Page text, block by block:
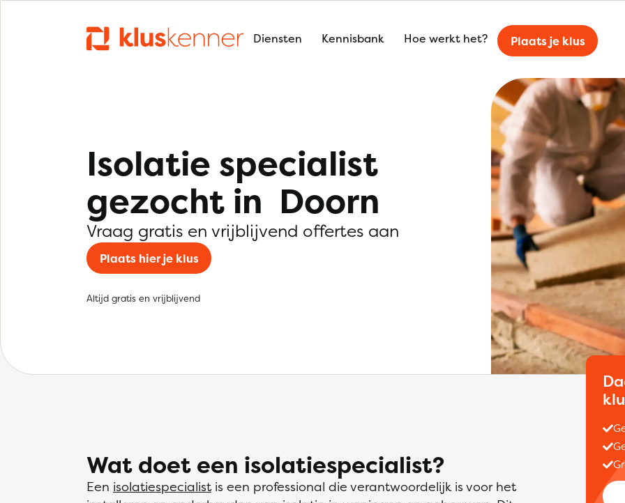
Diensten Kennisbank Hoe werkt het? Plaats je klus
Isolatie specialist
gezocht in Doorn
Vraag gratis en vrijblijvend offertes aan
Plaats hier je klus
Altijd gratis en vrijblijvend
Wat doet een isolatiespecialist?
Een isolatiespecialist is een professional die verantwoordelijk is voor het